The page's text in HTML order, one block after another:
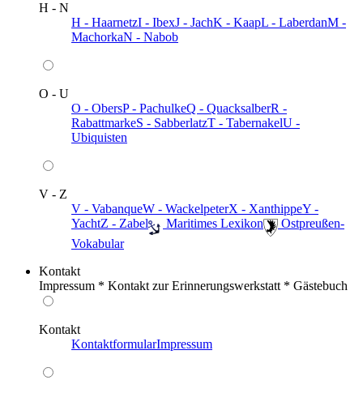
H - N
H - HaarnetzI - IbexJ - JachK - KaapL - LaberdanM -
MachorkaN - Nabob
O - U
O - ObersP - PachulkeQ - QuacksalberR -
RabattmarkeS - SabberlatzT - TabernakelU -
Ubiquisten
V - Z
V - VabanqueW - WackelpeterX - XanthippeY -
YachtZ - Zabel ️ Maritimes Lexikon
️ Ostpreußen-
Vokabular
Kontakt
Impressum * Kontakt zur Erinnerungswerkstatt * Gästebuch
Kontakt
KontaktformularImpressum